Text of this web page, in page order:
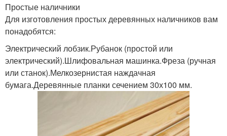
Простые наличники
Для изготовления простых деревянных наличников вам
понадобятся:
Электрический лобзик.Рубанок (простой или
электрический).Шлифовальная машинка.Фреза (ручная
или станок).Мелкозернистая наждачная
бумага.Деревянные планки сечением 30х100 мм.